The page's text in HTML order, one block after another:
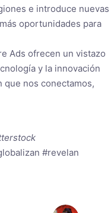
e introduce nuevas
oportunidades para
Ads ofrecen un vistazo
y la innovación
que nos conectamos,
#revelan